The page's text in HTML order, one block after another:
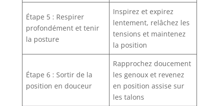
Étape 5 : Respirer
profondément et tenir
la posture
Inspirez et expirez
lentement, relâchez les
tensions et maintenez
la position
Étape 6 : Sortir de la
position en douceur
Rapprochez doucement
les genoux et revenez
en position assise sur
les talons